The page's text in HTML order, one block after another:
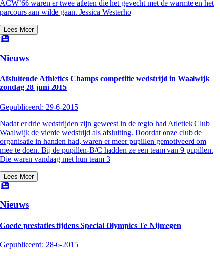
ACW’66 waren er twee atleten die het gevecht met de warmte en het
parcours aan wilde gaan. Jessica Westerho
Lees Meer
Nieuws
Afsluitende Athletics Champs competitie wedstrijd in Waalwijk
zondag 28 juni 2015
Gepubliceerd: 29-6-2015
Nadat er drie wedstrijden zijn geweest in de regio had Atletiek Club
Waalwijk de vierde wedstrijd als afsluiting. Doordat onze club de
organisatie in handen had, waren er meer pupillen gemotiveerd om
mee te doen. Bij de pupillen-B/C hadden ze een team van 9 pupillen.
Die waren vandaag met hun team 3
Lees Meer
Nieuws
Goede prestaties tijdens Special Olympics Te Nijmegen
Gepubliceerd: 28-6-2015